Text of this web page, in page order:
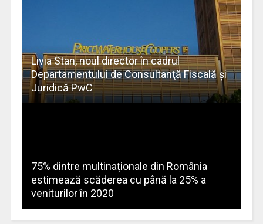
Livia Stan, noul director în cadrul
Departamentului de Consultanţă Fiscală şi
Juridică PwC
75% dintre multinaționale din România
estimează scăderea cu până la 25% a
veniturilor în 2020